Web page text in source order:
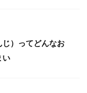
）ってどんなお
い